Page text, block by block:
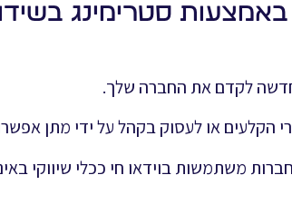
סטרימינג
לקדם את החברה שלך.
הקלעים או לעסוק בקהל על ידי מתן
משתמשות בוידאו חי ככלי שיווקי